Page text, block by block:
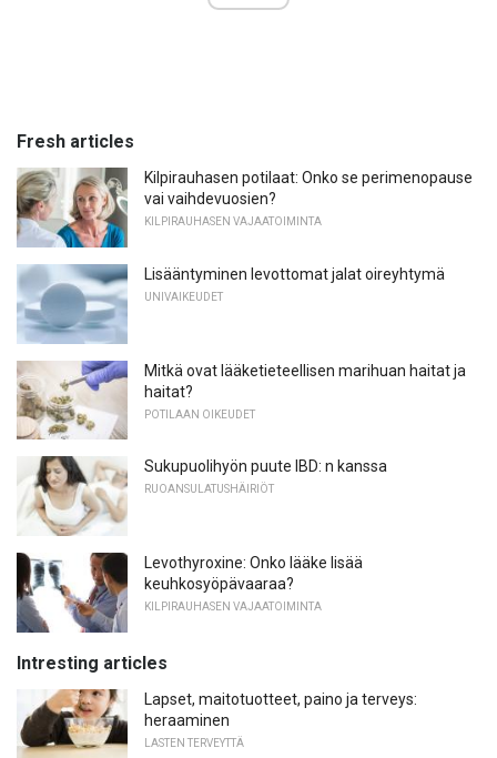
Fresh articles
Kilpirauhasen potilaat: Onko se perimenopause
vai vaihdevuosien?
KILPIRAUHASEN VAJAATOIMINTA
Lisääntyminen levottomat jalat oireyhtymä
UNIVAIKEUDET
Mitkä ovat lääketieteellisen marihuan haitat ja
haitat?
POTILAAN OIKEUDET
Sukupuolihyön puute IBD: n kanssa
RUOANSULATUSHÄIRIÖT
Levothyroxine: Onko lääke lisää
keuhkosyöpävaaraa?
KILPIRAUHASEN VAJAATOIMINTA
Intresting articles
Lapset, maitotuotteet, paino ja terveys:
heraaminen
LASTEN TERVEYTTÄ